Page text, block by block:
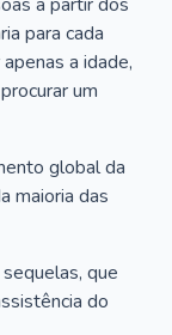
para cada
a idade,
um
global da
maioria das
que
do